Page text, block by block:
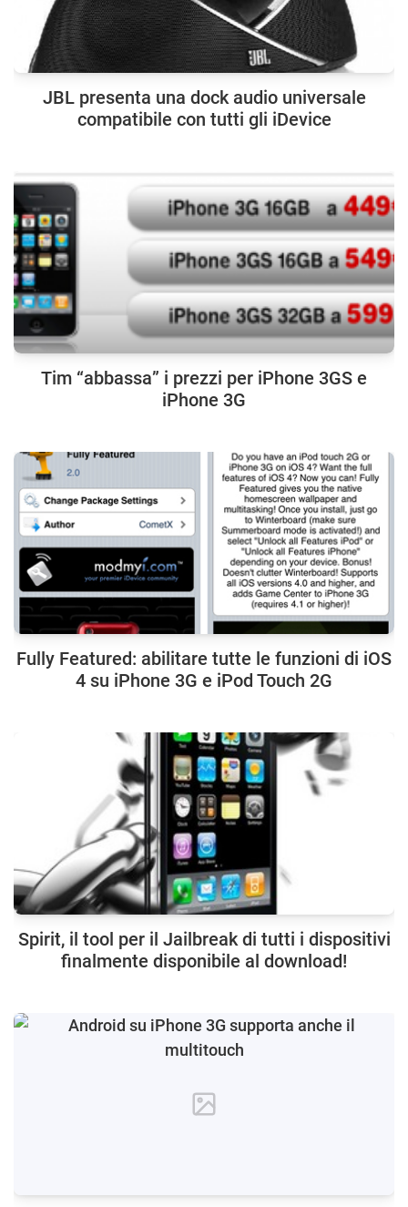
JBL presenta una dock audio universale
compatibile con tutti gli iDevice
Tim “abbassa” i prezzi per iPhone 3GS e
iPhone 3G
Fully Featured: abilitare tutte le funzioni di iOS
4 su iPhone 3G e iPod Touch 2G
Spirit, il tool per il Jailbreak di tutti i dispositivi
finalmente disponibile al download!